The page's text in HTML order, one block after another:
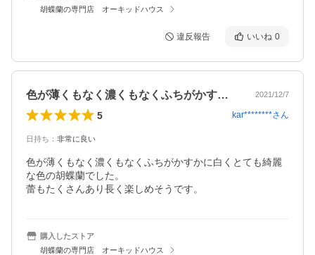
胡蝶蘭の専門店 オーキッドハウス
違反報告 いいね 0
色が薄くもなく濃くもなくふちがかすかに… 2021/12/7
5 kar********さん
日持ち ： 非常に良い
色が薄くもなく濃くもなくふちがかすかに白くとても綺麗
な色の胡蝶蘭でした。
購入したストア
胡蝶蘭の専門店 オーキッドハウス